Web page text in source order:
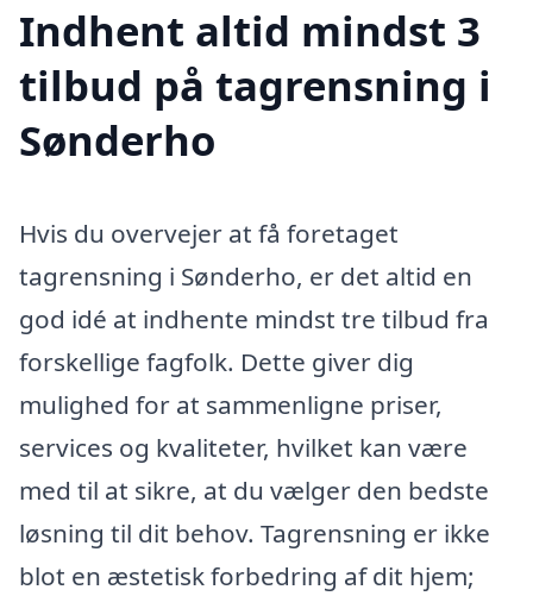
Indhent altid mindst 3
tilbud på tagrensning i
Sønderho
Hvis du overvejer at få foretaget
tagrensning i Sønderho, er det altid en
god idé at indhente mindst tre tilbud fra
forskellige fagfolk. Dette giver dig
mulighed for at sammenligne priser,
services og kvaliteter, hvilket kan være
med til at sikre, at du vælger den bedste
løsning til dit behov. Tagrensning er ikke
blot en æstetisk forbedring af dit hjem;